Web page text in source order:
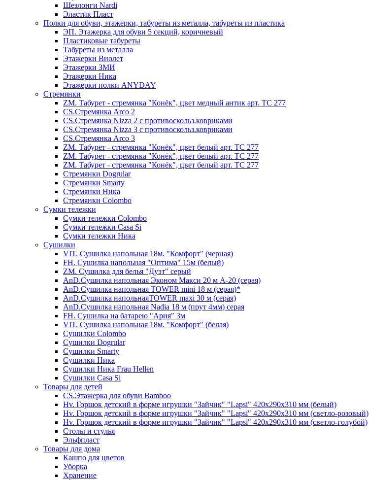
Шезлонги Nardi
Эластик Пласт
Полки для обуви, этажерки, табуреты из металла, табуреты из пластика
ЭП. Этажерка для обуви 5 секций, коричневый
Пластиковые табуреты
Табуреты из металла
Этажерки Виолет
Этажерки ЗМИ
Этажерки Ника
Этажерки полки ANYDAY
Стремянки
ZM. Табурет - стремянка "Конёк", цвет медный антик арт. ТС 277
CS.Стремянка Arco 2
CS.Стремянка Nizza 2 с противоскольз.ковриками
CS.Стремянка Nizza 3 с противоскольз.ковриками
CS.Стремянка Arco 3
ZM. Табурет - стремянка "Конёк", цвет белый арт. ТС 277
ZM. Табурет - стремянка "Конёк", цвет белый арт. ТС 277
ZM. Табурет - стремянка "Конёк", цвет белый арт. ТС 277
Стремянки Dogrular
Стремянки Smarty
Стремянки Ника
Стремянки Сolombo
Сумки тележки
Сумки тележки Colombo
Сумки тележки Сasa Si
Сумки тележки Ника
Сушилки
VIT. Сушилка напольная 18м. "Комфорт" (черная)
FH. Сушилка напольная "Оптима" 15м (белый)
ZM. Сушилка для белья "Дуэт" серый
AnD.Сушилка напольная Эконом Макси 20 м А-20 (серая)
AnD.Сушилка напольная TOWER mini 18 м (серая)*
AnD.Сушилка напольнаяTOWER maxi 30 м (серая)
AnD.Сушилка напольная Nadia 18 м (прут 4мм) серая
FH. Сушилка на батарею "Ария" 3м
VIT. Сушилка напольная 18м. "Комфорт" (белая)
Cушилки Colombo
Сушилки Dogrular
Сушилки Smarty
Сушилки Ника
Сушилки Ника Frau Hellen
Сушилки Сasa Si
Товары для детей
CS.Этажерка для обуви Bamboo
Hv. Горшок детский в форме игрушки "Зайчик" "Lapsi" 420х290х310 мм (белый)
Hv. Горшок детский в форме игрушки "Зайчик" "Lapsi" 420х290х310 мм (светло-розовый)
Hv. Горшок детский в форме игрушки "Зайчик" "Lapsi" 420х290х310 мм (светло-голубой)
Столы и стулья
Эльфпласт
Товары для дома
Кашпо для цветов
Уборка
Хранение